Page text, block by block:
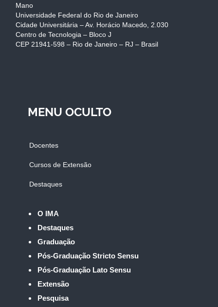
Mano
Universidade Federal do Rio de Janeiro
Cidade Universitária – Av. Horácio Macedo, 2.030
Centro de Tecnologia – Bloco J
CEP 21941-598 – Rio de Janeiro – RJ – Brasil
MENU OCULTO
Docentes
Cursos de Extensão
Destaques
O IMA
Destaques
Graduação
Pós-Graduação Stricto Sensu
Pós-Graduação Lato Sensu
Extensão
Pesquisa